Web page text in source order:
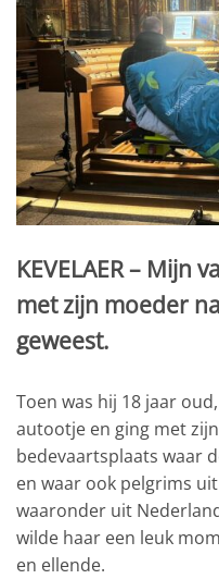
KEVELAER – Mijn
met zijn moeder
geweest.
Toen was hij 18 jaar
autootje en ging met
bedevaartsplaats waar
en waar ook pelgrims
waaronder uit
wilde haar een leuk
en ellende.